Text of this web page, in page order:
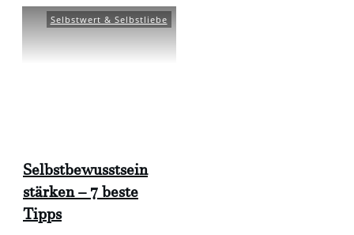
Selbstwert & Selbstliebe
Selbstbewusstsein
stärken – 7 beste
Tipps